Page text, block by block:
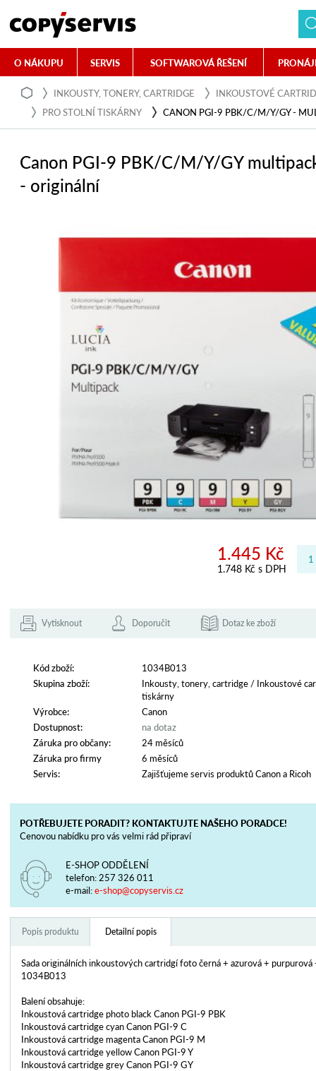
O NÁKUPU SERVIS SOFTWAROVÁ ŘEŠENÍ
INKOUSTY, TONERY, CARTRIDGE
INKOUSTOVÉ
PRO STOLNÍ TISKÁRNY
CANON PGI-9 PBK/C/M/Y/GY -
Canon PGI-9 PBK/C/M/Y/GY
- originální
1.445 Kč
1.748 Kč s DPH
Vytisknout Doporučit Dotaz ke zboží
Kód zboží:
1034B013
Skupina zboží:
Inkousty, tonery, cartridge / Inkoustové
tiskárny
Výrobce:
Canon
Dostupnost:
na dotaz
Záruka pro občany:
24 měsíců
Záruka pro firmy
6 měsíců
Servis:
Zajišťujeme servis produktů Canon a Ricoh
POTŘEBUJETE PORADIT? KONTAKTUJTE NAŠEHO PORADCE!
Cenovou nabídku pro vás velmi rád připraví
E-SHOP ODDĚLENÍ
telefon: 257 326 011
e-mail:e-shop@copyservis.cz
Popis produktu Detailní popis
Sada originálních inkoustových cartridgí foto černá + azurová + purpurová
1034B013
Balení obsahuje:
Inkoustová cartridge photo black Canon PGI-9 PBK
Inkoustová cartridge cyan Canon PGI-9 C
Inkoustová cartridge magenta Canon PGI-9 M
Inkoustová cartridge yellow Canon PGI-9 Y
Inkoustová cartridge grey Canon PGI-9 GY